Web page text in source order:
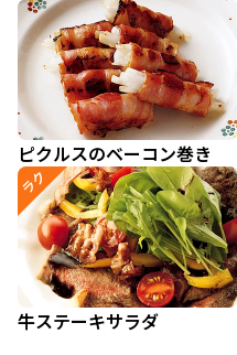
ピクルスのベーコン巻き
ラク
牛ステーキサラダ